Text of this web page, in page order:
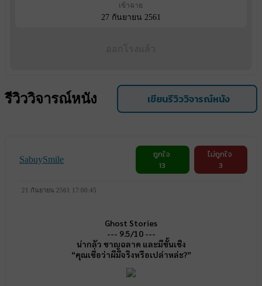
เข้าฉาย
27 กันยายน 2561
รีวิววิจารณ์หนัง เขียนรีวิววิจารณ์หนัง
SabuySmile
ถูกใจ
13
ไม่ถูกใจ
3
21 กันยายน 2561 17:00:45
Ghost Stories
--- 9.5/10 ---
น่ากลัว ชาญฉลาด และมีชั้นเชิง
“คุณเชื่อว่าผีมีจริงหรือเปล่าหล่ะ?”